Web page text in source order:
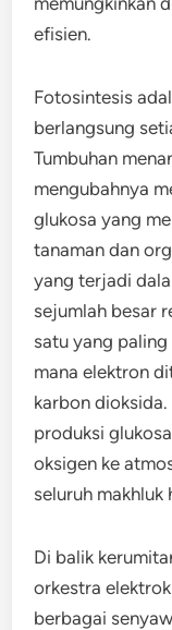
efisien.
Fotosintesis
berlangsung
Tumbuhan
mengubahnya
glukosa yang
tanaman dan
yang terjadi
sejumlah besar
satu yang
mana elektron
karbon
produksi
oksigen ke
seluruh makhluk
Di balik
orkestra
berbagai